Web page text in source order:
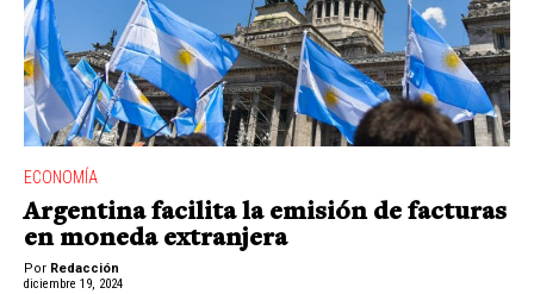
ECONOMÍA
Argentina facilita la emisión de facturas
en moneda extranjera
Por Redacción
diciembre 19, 2024